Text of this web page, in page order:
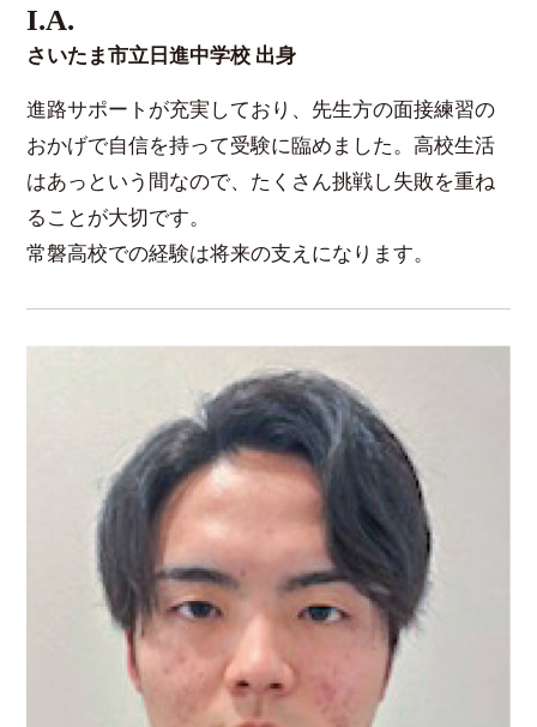
I.A.
さいたま市立日進中学校 出身
進路サポートが充実しており、先生方の面接練習の
おかげで自信を持って受験に臨めました。高校生活
はあっという間なので、たくさん挑戦し失敗を重ね
ることが大切です。
常磐高校での経験は将来の支えになります。